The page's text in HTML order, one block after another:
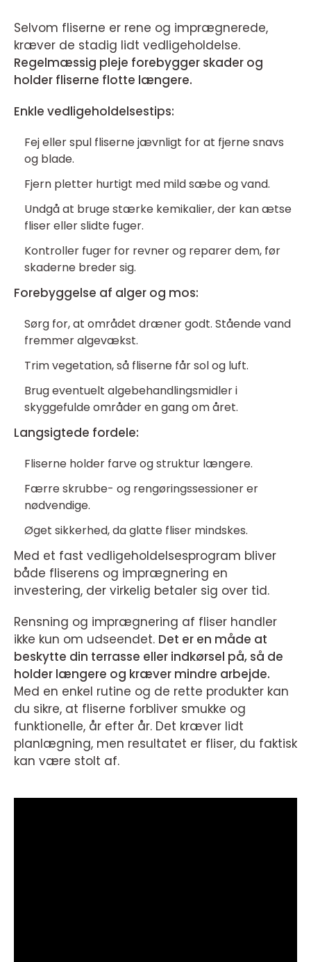
Selvom fliserne er rene og imprægnerede,
kræver de stadig lidt vedligeholdelse.
Regelmæssig pleje forebygger skader og
holder fliserne flotte længere.
Enkle vedligeholdelsestips:
Fej eller spul fliserne jævnligt for at fjerne snavs
og blade.
Fjern pletter hurtigt med mild sæbe og vand.
Undgå at bruge stærke kemikalier, der kan ætse
fliser eller slidte fuger.
Kontroller fuger for revner og reparer dem, før
skaderne breder sig.
Forebyggelse af alger og mos:
Sørg for, at området dræner godt. Stående vand
fremmer algevækst.
Trim vegetation, så fliserne får sol og luft.
Brug eventuelt algebehandlingsmidler i
skyggefulde områder en gang om året.
Langsigtede fordele:
Fliserne holder farve og struktur længere.
Færre skrubbe- og rengøringssessioner er
nødvendige.
Øget sikkerhed, da glatte fliser mindskes.
Med et fast vedligeholdelsesprogram bliver
både fliserens og imprægnering en
investering, der virkelig betaler sig over tid.
Rensning og imprægnering af fliser handler
ikke kun om udseendet. Det er en måde at
beskytte din terrasse eller indkørsel på, så de
holder længere og kræver mindre arbejde.
Med en enkel rutine og de rette produkter kan
du sikre, at fliserne forbliver smukke og
funktionelle, år efter år. Det kræver lidt
planlægning, men resultatet er fliser, du faktisk
kan være stolt af.